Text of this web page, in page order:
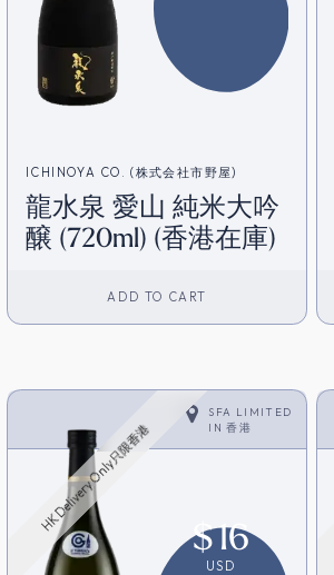
ICHINOYA CO. (株式会社市野屋)
龍水泉 愛山 純米大吟
醸 (720ml) (香港在庫)
ADD TO CART
SFA LIMITED
IN香港
HK Delivery Only只限香港
$16
USD